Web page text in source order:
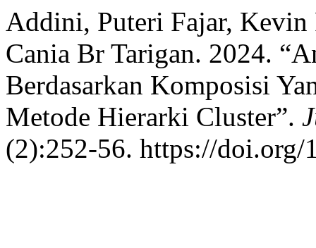
Addini, Puteri Fajar, Kevin
Cania Br Tarigan. 2024.
Berdasarkan Komposisi
Metode Hierarki Cluster”.
(2):252-56. https://doi.org/